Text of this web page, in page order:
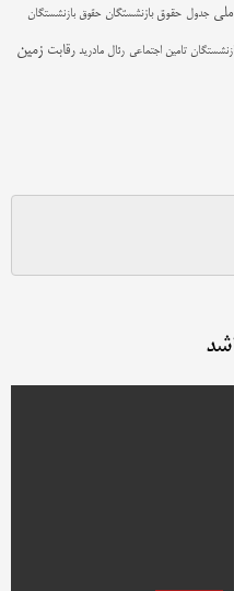
جدول حقوق بازنشستگان حقوق بازنشستگان
تامین اجتماعی رئال مادرید رقابت زمین